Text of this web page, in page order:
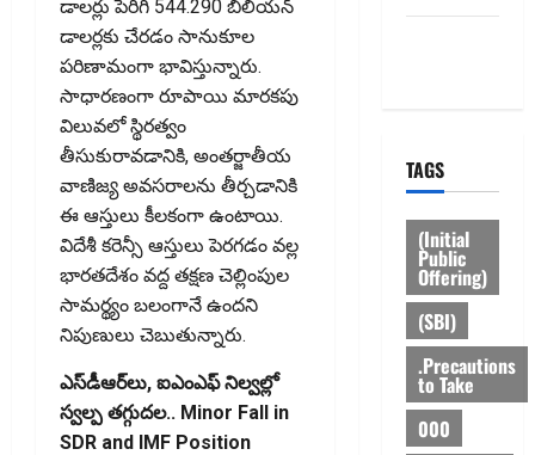
డాలర్లు పెరిగి 544.290 బిలియన్‌
డాలర్లకు చేరడం సానుకూల
పరిణామంగా భావిస్తున్నారు.
సాధారణంగా రూపాయి మారకపు
విలువలో స్థిరత్వం
తీసుకురావడానికి, అంతర్జాతీయ
వాణిజ్య అవసరాలను తీర్చడానికి
ఈ ఆస్తులు కీలకంగా ఉంటాయి.
విదేశీ కరెన్సీ ఆస్తులు పెరగడం వల్ల
భారతదేశం వద్ద తక్షణ చెల్లింపుల
సామర్థ్యం బలంగానే ఉందని
నిపుణులు చెబుతున్నారు.
ఎస్‌డీఆర్‌లు, ఐఎంఎఫ్‌ నిల్వల్లో
స్వల్ప తగ్గుదల.. Minor Fall in
SDR and IMF Position
TAGS
(Initial
Public
Offering)
(SBI)
.Precautions
to Take
000